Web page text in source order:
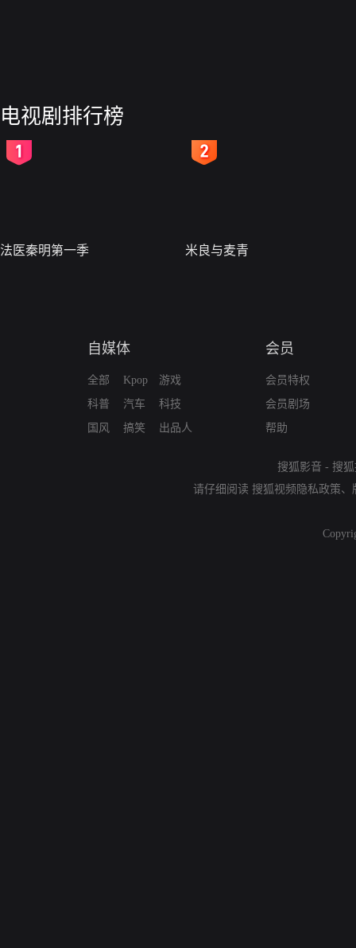
电视剧排行榜
法医秦明第一季 米良与麦青
自媒体
全部
科普
国风
Kpop
汽车
搞笑
游戏
科技
出品人
会员
会员特权
会员剧场
帮助
搜狐影音 - 搜
请仔细阅读 搜狐视频隐私政策、